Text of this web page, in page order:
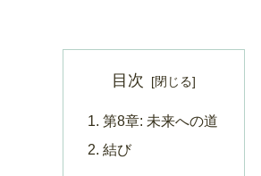
目次
第8章: 未来への道
結び